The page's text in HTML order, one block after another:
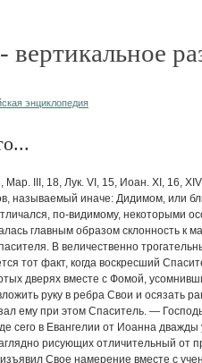
вертикальное
энциклопедия
III, 18, Лук. VI, 15, Иоан. XI, 16,
называемый иначе: Дидимом, или
по-видимому, некоторыми
главным образом склонность к
В величественно
тот факт, когда воскресший
дверях вместе с Фомой,
руку в ребра Свои и осязать
ему при этом Спаситель. —
сего в Евангелии от Иоанна
рисующих отличительный от
Свое намерение вместе с